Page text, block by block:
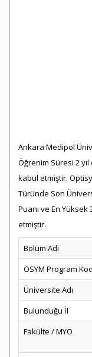
Ankara Medipol
Öğrenim Süresi 2
kabul etmiştir.
Türünde Son
Puanı ve En Yüksek
etmiştir.
Bölüm Adı
ÖSYM Program
Üniversite Adı
Bulunduğu İl
Fakülte / MYO